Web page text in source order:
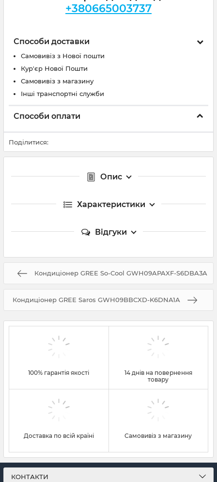
+380665003737
Способи доставки
Самовивіз з Нової пошти
Кур'єр Нової Пошти
Самовивіз з магазину
Інші транспортні служби
Способи оплати
Поділитися:
Опис
Характеристики
Відгуки
Кондиціонер GREE So-Cool GWH09APAXF-S6DBA3A
Кондиціонер GREE Saros GWH09BBCXD-K6DNA1A
100% гарантія якості
14 днів на повернення
товару
Доставка по всій країні Самовивіз з магазину
КОНТАКТИ